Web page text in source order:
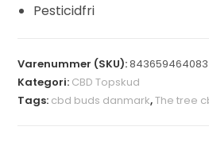
Pesticidfri
Varenummer (SKU):
Kategori: CBD Topskud
Tags: cbd buds danmark,The tree